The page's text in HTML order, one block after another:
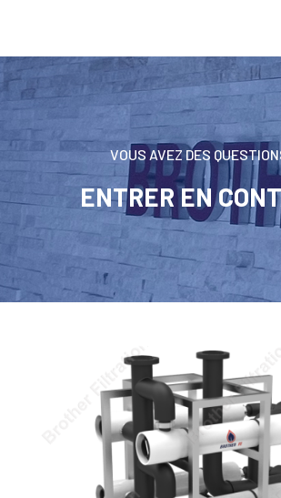
VOUS AVEZ DES
ENTRER EN